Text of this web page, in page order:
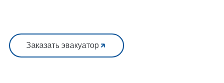
Заказать эвакуатор